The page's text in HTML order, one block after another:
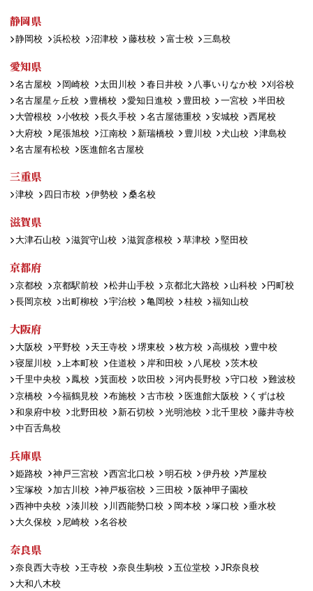
静岡県
静岡校 浜松校 沼津校 藤枝校 富士校 三島校
愛知県
名古屋校 岡崎校 太田川校 春日井校 八事いりなか校
刈谷校
名古屋星ヶ丘校
豊橋校 愛知日進校 豊田校 一宮校
半田校
大曽根校
小牧校 長久手校 名古屋徳重校 安城校
西尾校
大府校
尾張旭校 江南校 新瑞橋校 豊川校 犬山校
津島校
名古屋有松校
医進館名古屋校
三重県
津校 四日市校 伊勢校 桑名校
滋賀県
大津石山校 滋賀守山校 滋賀彦根校 草津校 堅田校
京都府
京都校 京都駅前校 松井山手校 京都北大路校 山科校
円町校
長岡京校
出町柳校 宇治校 亀岡校 桂校 福知山校
大阪府
大阪校 平野校 天王寺校 堺東校 枚方校 高槻校
豊中校
寝屋川校
上本町校 住道校 岸和田校 八尾校
茨木校
千里中央校
鳳校 箕面校 吹田校 河内長野校 守口校
難波校
京橋校
今福鶴見校 布施校 古市校 医進館大阪校
くずは校
和泉府中校
北野田校 新石切校 光明池校 北千里校
藤井寺校
中百舌鳥校
兵庫県
姫路校 神戸三宮校 西宮北口校 明石校 伊丹校
芦屋校
宝塚校
加古川校 神戸板宿校 三田校
阪神甲子園校
西神中央校
湊川校 川西能勢口校 岡本校 塚口校
垂水校
大久保校
尼崎校 名谷校
奈良県
奈良西大寺校 王寺校 奈良生駒校 五位堂校
JR奈良校
大和八木校